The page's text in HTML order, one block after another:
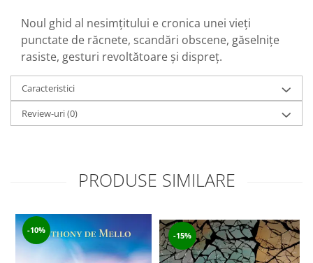
Noul ghid al nesimțitului e cronica unei vieți
punctate de răcnete, scandări obscene, găselnițe
rasiste, gesturi revoltătoare și dispreț.
Caracteristici
Review-uri(0)
PRODUSE SIMILARE
-10%
-15%